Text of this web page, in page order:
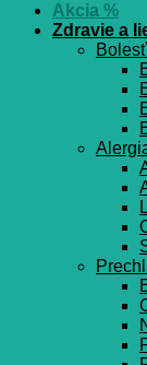
Akcia %
Zdravie a
Bolesť